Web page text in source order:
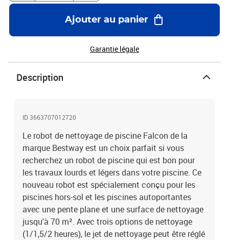
noir Matériau : plastique Dimensions : 65 x 42,5 x 35 cm (L x l x H)
Puissance : 150 W Tension d'entrée : 220/240 V Tension de sortie :
c.c. 24 V 3 options de nettoyage : 1 / 1,5 / 2 heures Avec filtre
remplaçable Capacité du filtre : 20 m³/h La livraison comprend un
câble de 12 m avec flotteurs individuels Pour le nettoyage des sols
maximale de la piscine : 2 m Vitesse : environ 20 m / min
Ajouter au panier
Garantie légale
Description
ID 3663707012720
Le robot de nettoyage de piscine Falcon de la
marque Bestway est un choix parfait si vous
recherchez un robot de piscine qui est bon pour
les travaux lourds et légers dans votre piscine. Ce
nouveau robot est spécialement conçu pour les
piscines hors-sol et les piscines autoportantes
avec une pente plane et une surface de nettoyage
jusqu'à 70 m². Avec trois options de nettoyage
(1/1,5/2 heures), le jet de nettoyage peut être réglé